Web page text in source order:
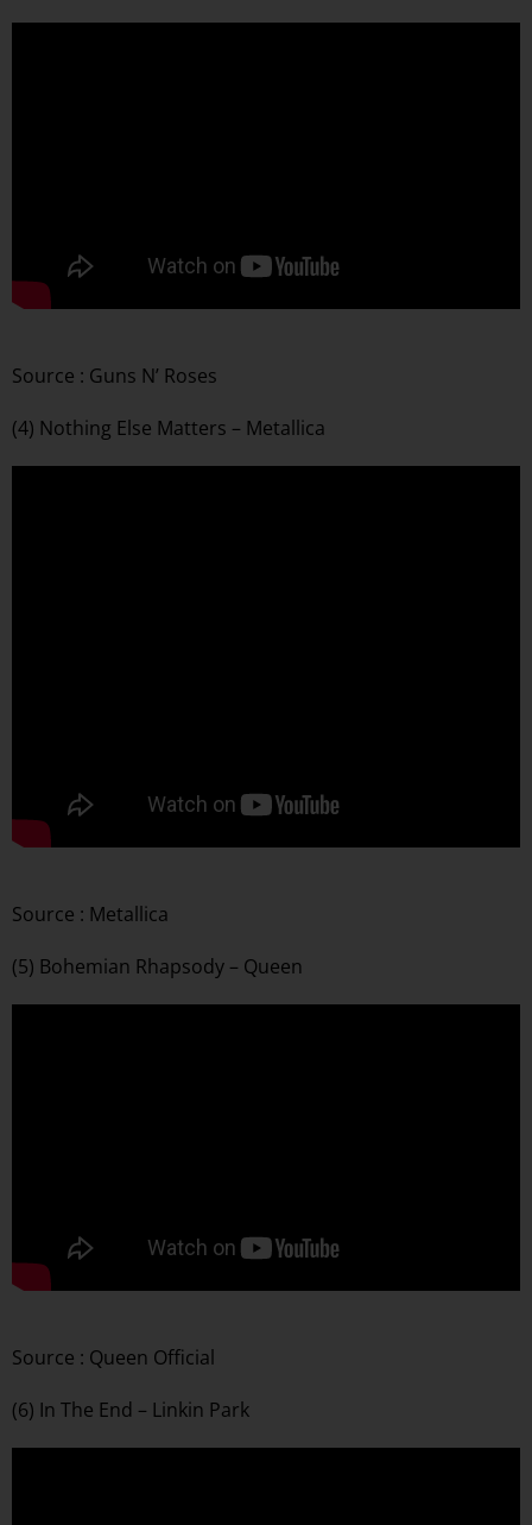
Source : Guns N’ Roses
(4) Nothing Else Matters – Metallica
Source : Metallica
(5) Bohemian Rhapsody – Queen
Source : Queen Official
(6) In The End – Linkin Park